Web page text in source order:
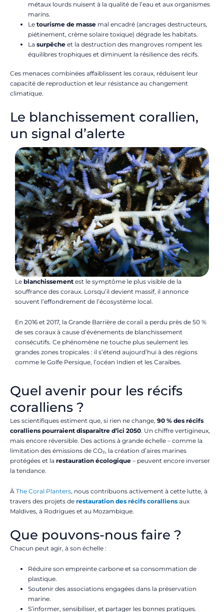
métaux lourds nuisent à la qualité de l’eau et aux organismes
marins.
Le tourisme de masse mal encadré (ancrages destructeurs,
piétinement, crème solaire toxique) dégrade les habitats.
La surpêche et la destruction des mangroves rompent les
équilibres trophiques et diminuent la résilience des récifs.
Ces menaces combinées affaiblissent les coraux, réduisent leur
capacité de reproduction et leur résistance au changement
climatique.
Le blanchissement corallien,
un signal d’alerte
Le blanchissement est le symptôme le plus visible de la
souffrance des coraux. Lorsqu’il devient massif, il annonce
souvent l’effondrement de l’écosystème local.
En 2016 et 2017, la Grande Barrière de corail a perdu près de 50 %
de ses coraux à cause d’événements de blanchissement
consécutifs. Ce phénomène ne touche plus seulement les
grandes zones tropicales : il s’étend aujourd’hui à des régions
comme le Golfe Persique, l’océan Indien et les Caraïbes.
Quel avenir pour les récifs
coralliens ?
Les scientifiques estiment que, si rien ne change, 90 % des récifs
coralliens pourraient disparaître d’ici 2050. Un chiffre vertigineux,
mais encore réversible. Des actions à grande échelle – comme la
limitation des émissions de CO₂, la création d’aires marines
protégées et la restauration écologique – peuvent encore inverser
la tendance.
À The Coral Planters, nous contribuons activement à cette lutte, à
travers des projets de restauration des récifs coralliens aux
Maldives, à Rodrigues et au Mozambique.
Que pouvons-nous faire ?
Chacun peut agir, à son échelle :
Réduire son empreinte carbone et sa consommation de
plastique.
Soutenir des associations engagées dans la préservation
marine.
S’informer, sensibiliser, et partager les bonnes pratiques.